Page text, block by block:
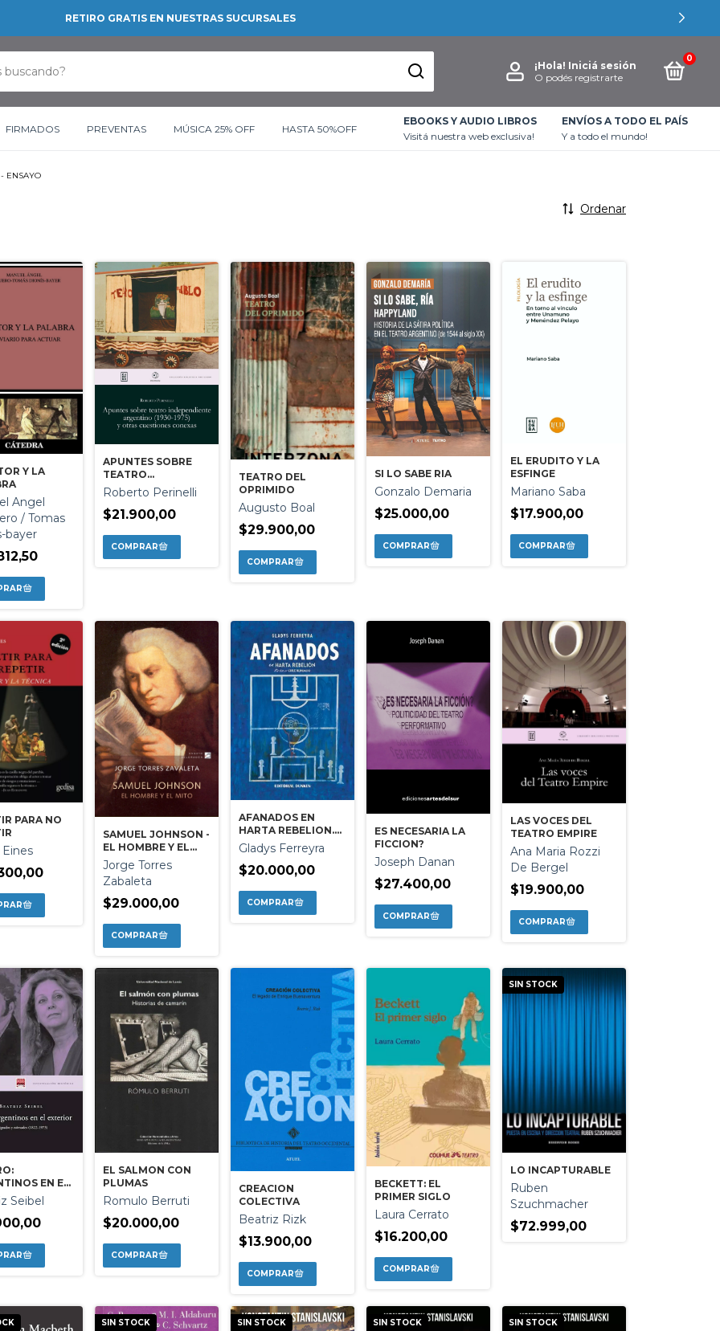
RETIRO GRATIS EN NUESTRAS SUCURSALES
¡Hola! Iniciá sesión
O podés registrarte
0
FIRMADOS PREVENTAS MÚSICA 25% OFF HASTA 50%OFF
EBOOKS Y AUDIO LIBROS
Visitá nuestra web exclusiva!
ENVÍOS A TODO EL PAÍS
Y a todo el mundo!
ENSAYO
Ordenar
Y LA
Angel
/ Tomas
bayer
APUNTES SOBRE
TEATRO
INDEPENDIENTE
ARGENTINO (1930-
1975) Y OTRAS
CONEXAS
Roberto Perinelli
$21.900,00
TEATRO DEL
OPRIMIDO
Augusto Boal
$29.900,00
SI LO SABE RIA
Gonzalo Demaria
$25.000,00
EL ERUDITO Y LA
ESFINGE
Mariano Saba
$17.900,00
PARA NO
SAMUEL JOHNSON -
EL HOMBRE Y EL
MITO
Jorge Torres
Zabaleta
$29.000,00
AFANADOS EN
HARTA REBELION.
MIS DIAS EN CHILE
BLINDADO
Gladys Ferreyra
$20.000,00
ES NECESARIA LA
FICCION?
Joseph Danan
$27.400,00
LAS VOCES DEL
TEATRO EMPIRE
Ana Maria Rozzi
De Bergel
$19.900,00
EN EL
Seibel
EL SALMON CON
PLUMAS
Romulo Berruti
$20.000,00
CREACION
COLECTIVA
Beatriz Rizk
$13.900,00
BECKETT: EL
PRIMER SIGLO
Laura Cerrato
$16.200,00
SIN STOCK
LO INCAPTURABLE
Ruben
Szuchmacher
$72.999,00
SIN STOCK SIN STOCK SIN STOCK SIN STOCK